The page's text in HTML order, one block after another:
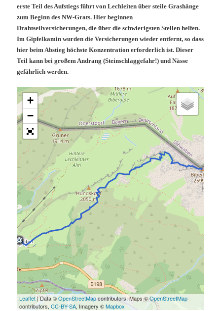
erste Teil des Aufstiegs führt von Lechleiten über steile Grashänge
zum Beginn des NW-Grats. Hier beginnen
Drahtseilversicherungen, die über die schwierigsten Stellen helfen.
Im Gipfelkamin wurden die Versicherungen wieder entfernt, so dass
hier beim Abstieg höchste Konzentration erforderlich ist. Dieser
Teil kann bei großem Andrang (Steinschlaggefahr!) und Nässe
gefährlich werden.
+
−
Leaflet| Data ©OpenStreetMapcontributors, Maps ©OpenStreetMap
contributors,CC-BY-SA, Imagery ©Mapbox